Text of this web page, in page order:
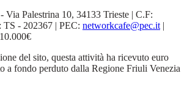
Palestrina 10, 34133 Trieste | C.F:
- 202367 | PEC: networkcafe@pec.it|
del sito, questa attività ha ricevuto euro
a fondo perduto dalla Regione Friuli Venezia